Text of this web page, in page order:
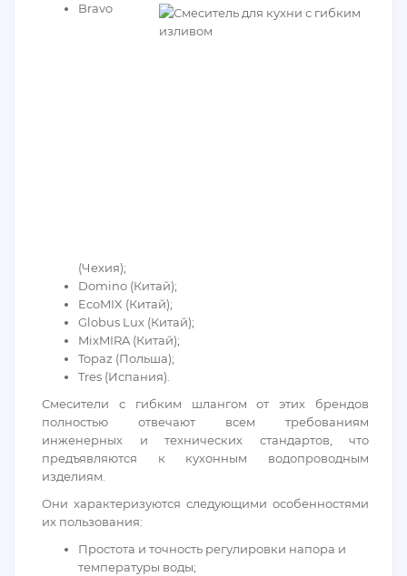
Bravo
(Чехия);
Domino (Китай);
EcoMIX (Китай);
Globus Lux (Китай);
MixMIRA (Китай);
Topaz (Польша);
Tres (Испания).
Смесители с гибким шлангом от этих брендов
полностью отвечают всем требованиям
инженерных и технических стандартов, что
предъявляются к кухонным водопроводным
изделиям.
Они характеризуются следующими особенностями
их пользования:
Простота и точность регулировки напора и
температуры воды;